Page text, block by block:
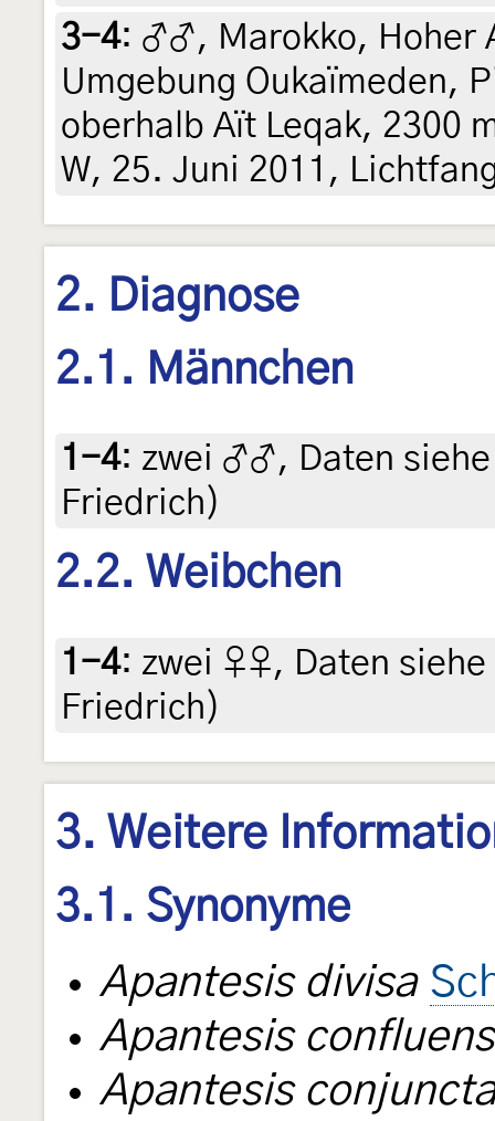
3-4: ♂♂, Marokko, Hoher
Umgebung Oukaïmeden,
oberhalb Aït Leqak, 2300
W, 25. Juni 2011,
2. Diagnose
2.1. Männchen
1-4: zwei ♂♂, Daten
Friedrich)
2.2. Weibchen
1-4: zwei ♀♀, Daten
Friedrich)
3. Weitere
3.1. Synonyme
Apantesis divisa
Apantesis confluens
Apantesis conjuncta